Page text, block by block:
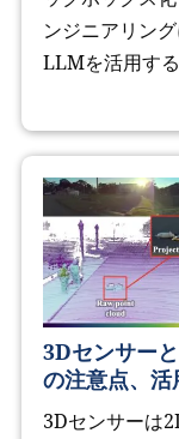
ンジニアリン
LLMを活用す
3Dセンサー
の注意点、活
3Dセンサーは